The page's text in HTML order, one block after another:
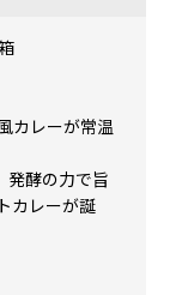
カレーが常温
発酵の力で旨
カレーが誕